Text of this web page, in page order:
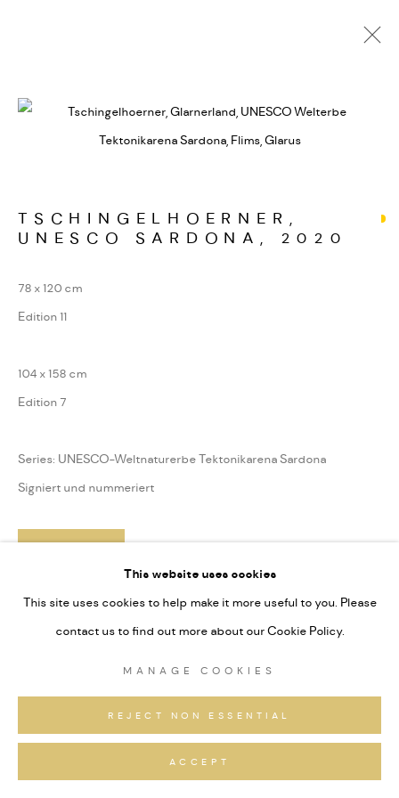
SARDONA
WERKSERIEN – FOTOGRAFIE ALS FORM
This website uses cookies
This site uses cookies to help make it more useful to you. Please
contact us to find out more about our Cookie Policy.
MANAGE COOKIES
REJECT NON ESSENTIAL
ACCEPT
TSCHINGELHOERNER,
UNESCO SARDONA, 2020
78 x 120 cm
Edition 11
104 x 158 cm
Edition 7
Series: UNESCO-Weltnaturerbe Tektonikarena Sardona
Signiert und nummeriert
TEILEN